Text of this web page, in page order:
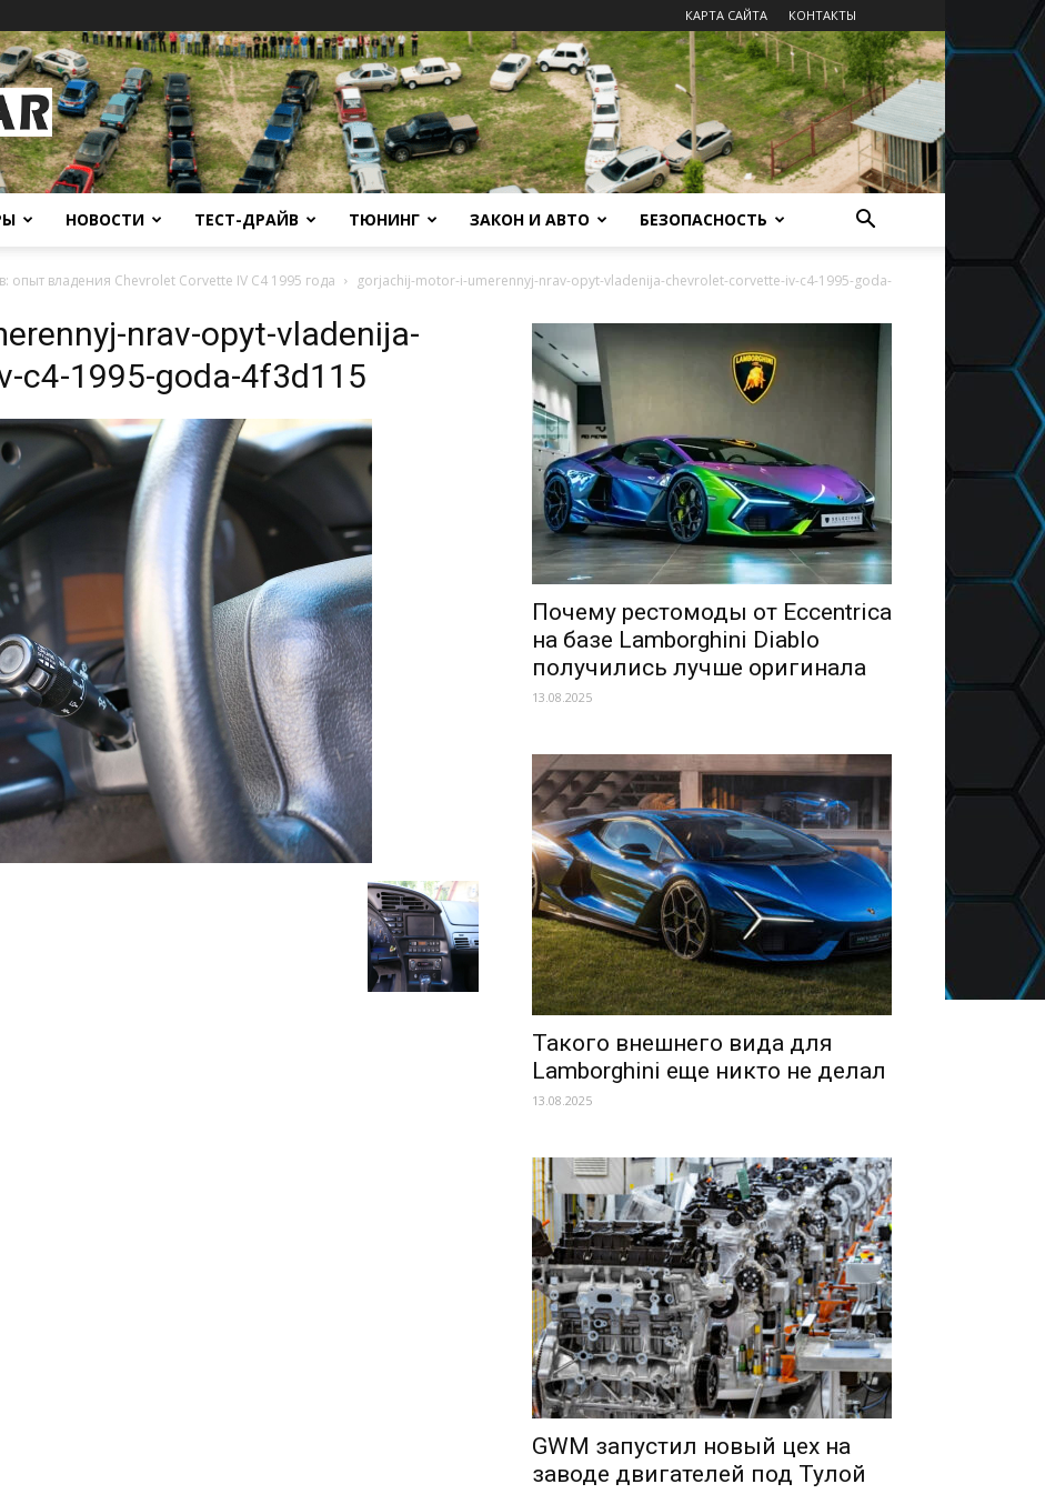
КАРТА САЙТА КОНТАКТЫ
НОВОСТИ ТЕСТ-ДРАЙВ ТЮНИНГ ЗАКОН И АВТО БЕЗОПАСНОСТЬ
владения Chevrolet Corvette IV C4 1995 года
gorjachij-motor-i-umerennyj-nrav-opyt-vladenija-chevrolet-corvette-iv-c4-1995-goda-
nrav-opyt-vladenija-
c4-1995-goda-4f3d115
Почему рестомоды от Eccentrica
на базе Lamborghini Diablo
получились лучше оригинала
13.08.2025
Такого внешнего вида для
Lamborghini еще никто не делал
13.08.2025
GWM запустил новый цех на
заводе двигателей под Тулой